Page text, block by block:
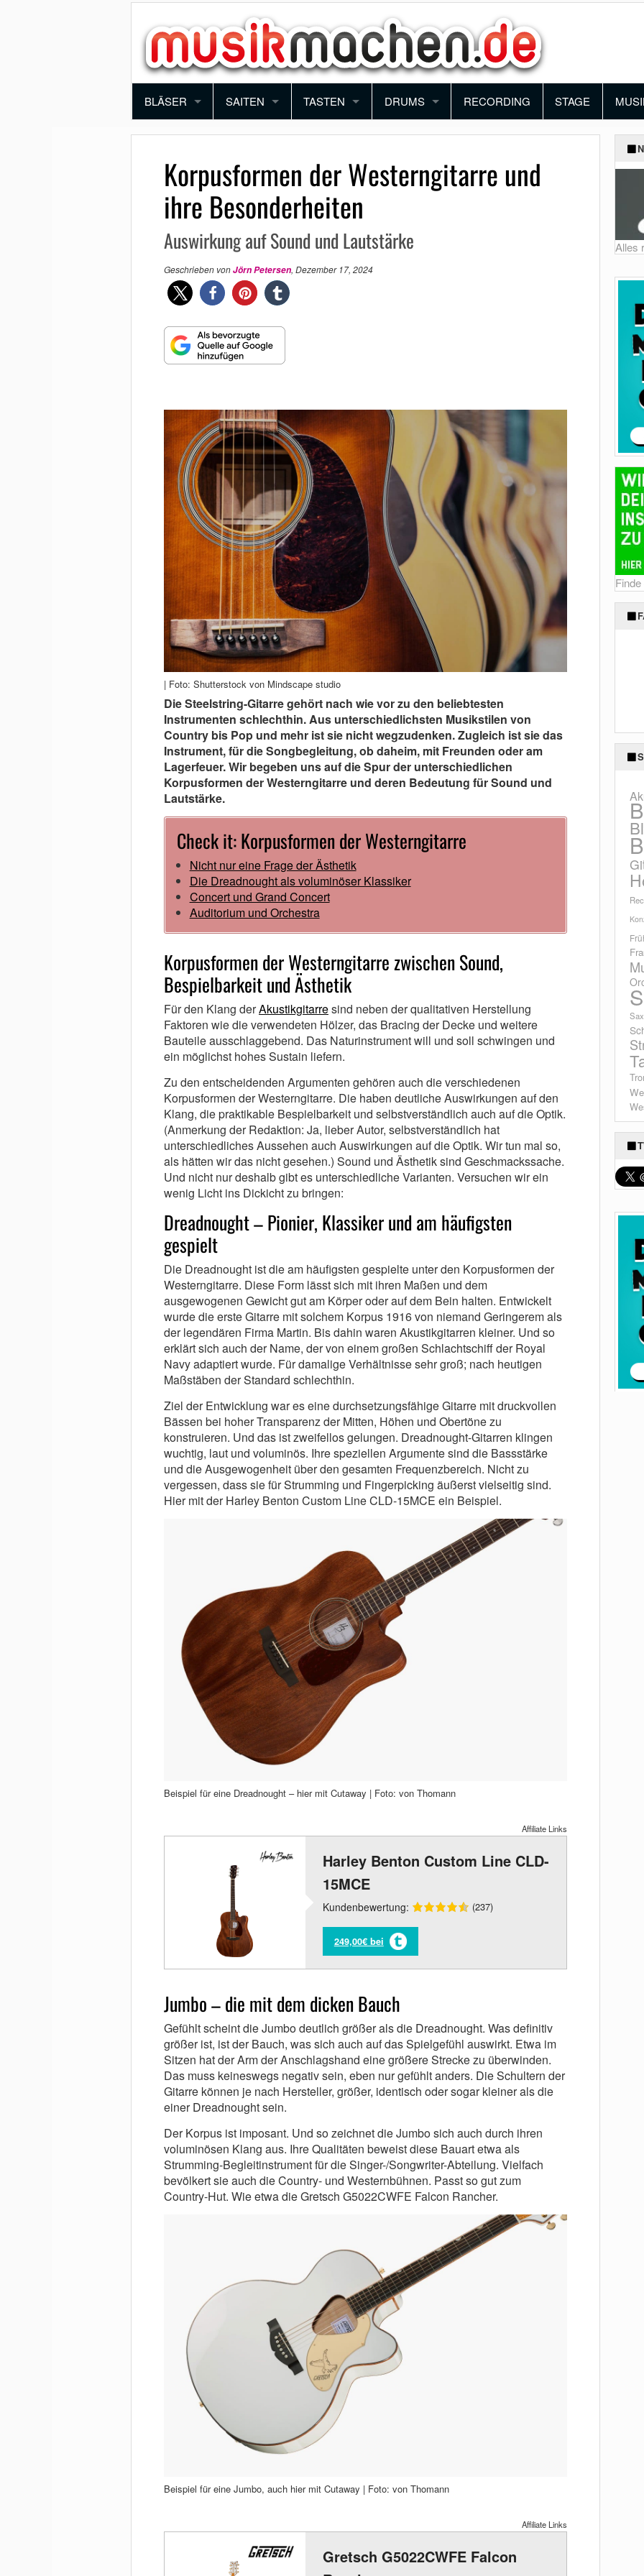
BLÄSER
TROMPETE
POSAUNE
SAXOPHON
KLARINETTE
QUERFLÖTE
MUNDHARMONIKA
SAITEN
VIOLINE
BRATSCHE
E-GITARRE
AKUSTIK GITARRE
E-BASS
TASTEN
PIANO
KEYBOARD
SYNTHESIZER
AKKORDEON
DRUMS
SCHLAGZEUG
PERCUSSION
RECORDING STAGE
FUN
Korpusformen der Westerngitarre und
ihre Besonderheiten
Auswirkung auf Sound und Lautstärke
Geschrieben vonJörn Petersen, Dezember 17, 2024
| Foto: Shutterstock von Mindscape studio
Die Steelstring-Gitarre gehört nach wie vor zu den beliebtesten
Instrumenten schlechthin. Aus unterschiedlichsten Musikstilen von
Country bis Pop und mehr ist sie nicht wegzudenken. Zugleich ist sie das
Instrument, für die Songbegleitung, ob daheim, mit Freunden oder am
Lagerfeuer. Wir begeben uns auf die Spur der unterschiedlichen
Korpusformen der Westerngitarre und deren Bedeutung für Sound und
Lautstärke.
Check it: Korpusformen der Westerngitarre
Nicht nur eine Frage der Ästhetik
Die Dreadnought als voluminöser Klassiker
Concert und Grand Concert
Auditorium und Orchestra
Korpusformen der Westerngitarre zwischen Sound,
Bespielbarkeit und Ästhetik
Für den Klang derAkustikgitarresind neben der qualitativen Herstellung
Faktoren wie die verwendeten Hölzer, das Bracing der Decke und weitere
Bauteile ausschlaggebend. Das Naturinstrument will und soll schwingen und
ein möglichst hohes Sustain liefern.
Zu den entscheidenden Argumenten gehören auch die verschiedenen
Korpusformen der Westerngitarre. Die haben deutliche Auswirkungen auf den
Klang, die praktikable Bespielbarkeit und selbstverständlich auch auf die Optik.
(Anmerkung der Redaktion: Ja, lieber Autor, selbstverständlich hat
unterschiedliches Aussehen auch Auswirkungen auf die Optik. Wir tun mal so,
als hätten wir das nicht gesehen.) Sound und Ästhetik sind Geschmackssache.
Und nicht nur deshalb gibt es unterschiedliche Varianten. Versuchen wir ein
wenig Licht ins Dickicht zu bringen:
Dreadnought – Pionier, Klassiker und am häufigsten
gespielt
Die Dreadnought ist die am häufigsten gespielte unter den Korpusformen der
Westerngitarre. Diese Form lässt sich mit ihren Maßen und dem
ausgewogenen Gewicht gut am Körper oder auf dem Bein halten. Entwickelt
wurde die erste Gitarre mit solchem Korpus 1916 von niemand Geringerem als
der legendären Firma Martin. Bis dahin waren Akustikgitarren kleiner. Und so
erklärt sich auch der Name, der von einem großen Schlachtschiff der Royal
Navy adaptiert wurde. Für damalige Verhältnisse sehr groß; nach heutigen
Maßstäben der Standard schlechthin.
Ziel der Entwicklung war es eine durchsetzungsfähige Gitarre mit druckvollen
Bässen bei hoher Transparenz der Mitten, Höhen und Obertöne zu
konstruieren. Und das ist zweifellos gelungen. Dreadnought-Gitarren klingen
wuchtig, laut und voluminös. Ihre speziellen Argumente sind die Bassstärke
und die Ausgewogenheit über den gesamten Frequenzbereich. Nicht zu
vergessen, dass sie für Strumming und Fingerpicking äußerst vielseitig sind.
Hier mit der Harley Benton Custom Line CLD-15MCE ein Beispiel.
Beispiel für eine Dreadnought – hier mit Cutaway | Foto: von Thomann
Affiliate Links
Harley Benton Custom Line CLD-
15MCE
Kundenbewertung: (237)
249,00€ bei
Jumbo – die mit dem dicken Bauch
Gefühlt scheint die Jumbo deutlich größer als die Dreadnought. Was definitiv
größer ist, ist der Bauch, was sich auch auf das Spielgefühl auswirkt. Etwa im
Sitzen hat der Arm der Anschlagshand eine größere Strecke zu überwinden.
Das muss keineswegs negativ sein, eben nur gefühlt anders. Die Schultern der
Gitarre können je nach Hersteller, größer, identisch oder sogar kleiner als die
einer Dreadnought sein.
Der Korpus ist imposant. Und so zeichnet die Jumbo sich auch durch ihren
voluminösen Klang aus. Ihre Qualitäten beweist diese Bauart etwa als
Strumming-Begleitinstrument für die Singer-/Songwriter-Abteilung. Vielfach
bevölkert sie auch die Country- und Westernbühnen. Passt so gut zum
Country-Hut. Wie etwa die Gretsch G5022CWFE Falcon Rancher.
Beispiel für eine Jumbo, auch hier mit Cutaway | Foto: von Thomann
Affiliate Links
Gretsch G5022CWFE Falcon
Alles